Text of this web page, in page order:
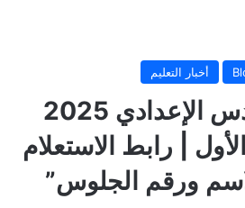
أخبار التعليم
“نتائج السادس الإعدادي 2025
| رابط الاستعلام
ورقم الجلوس”